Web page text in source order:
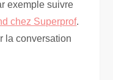
exemple suivre
chez Superprof.
la conversation